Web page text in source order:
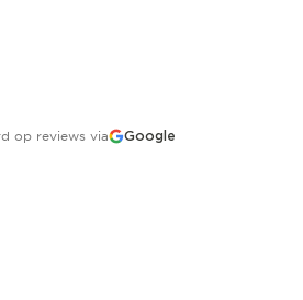
op reviews via Google